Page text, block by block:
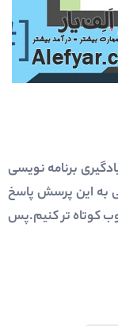
برنامه نویسی
به این پرسش پاسخ
کوتاه تر کنیم.پس